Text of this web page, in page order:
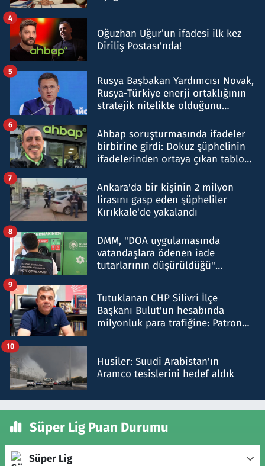
Oğuzhan Uğur’un ifadesi ilk kez
Diriliş Postası'nda!
4
Rusya Başbakan Yardımcısı Novak,
Rusya-Türkiye enerji ortaklığının
stratejik nitelikte olduğunu
5
Ahbap soruşturmasında ifadeler
birbirine girdi: Dokuz şüphelinin
ifadelerinden ortaya çıkan tablo
6
Ankara'da bir kişinin 2 milyon
lirasını gasp eden şüpheliler
Kırıkkale'de yakalandı
7
DMM, "DOA uygulamasında
vatandaşlara ödenen iade
tutarlarının düşürüldüğü"
8
Tutuklanan CHP Silivri İlçe
Başkanı Bulut'un hesabında
milyonluk para trafiğine: Patron
9
Husiler: Suudi Arabistan'ın
Aramco tesislerini hedef aldık
10
Süper Lig Puan Durumu
Süper Lig